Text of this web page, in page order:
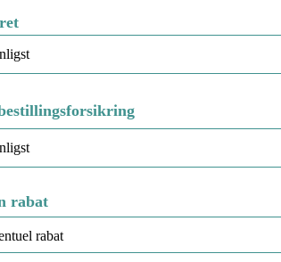
rabat